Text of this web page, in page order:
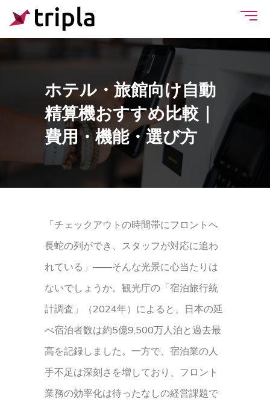
ホテル・旅館向け自動
精算機おすすめ比較｜
費用・機能・選び方
「チェックアウトの時間帯にフロントへ
長蛇の列ができ、スタッフが対応に追わ
れている」——そんな光景に心当たりは
ないでしょうか。観光庁の「宿泊旅行統
計調査」（2024年）によると、日本の延
べ宿泊者数は約5億9,500万人泊と過去最
高を記録しました。一方で、宿泊業の人
手不足は深刻さを増しており、フロント
業務の効率化は待ったなしの経営課題で